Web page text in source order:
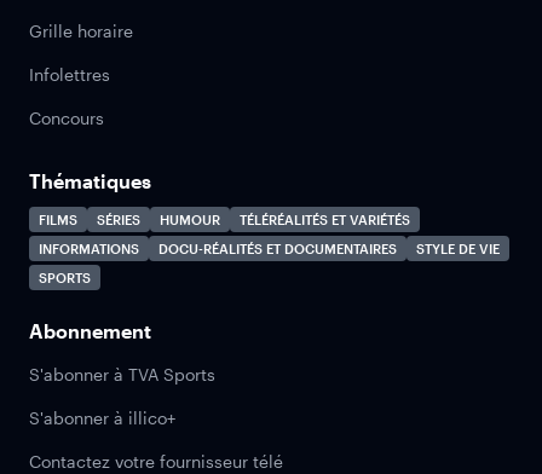
Grille horaire
Infolettres
Concours
Thématiques
FILMS SÉRIES HUMOUR
TÉLÉRÉALITÉS ET VARIÉTÉS
INFORMATIONS
DOCU-RÉALITÉS ET DOCUMENTAIRES
STYLE DE VIE
SPORTS
Abonnement
S'abonner à TVA Sports
S'abonner à illico+
Contactez votre fournisseur télé